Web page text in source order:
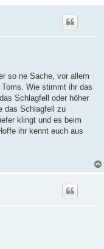
so ne Sache, vor allem
Wie stimmt ihr das
Schlagfell oder höher
das Schlagfell zu
klingt und es beim
ihr kennt euch aus